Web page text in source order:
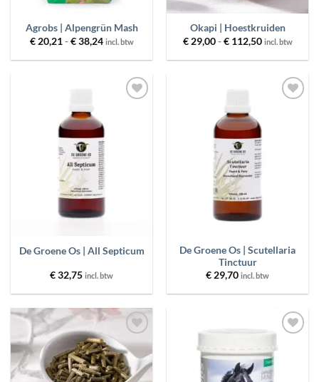
Agrobs | Alpengrün Mash
€20,21 - €38,24Prijsklasse:
tot
incl. btw
Okapi | Hoestkruiden
€29,00 - €112,50Prijsklasse:
tot
incl. btw
De Groene Os | All Septicum
€32,75 incl. btw
De Groene Os | Scutellaria
Tinctuur
€29,70 incl. btw
Toevoegen
aan
wenslijst
aan
wenslijst